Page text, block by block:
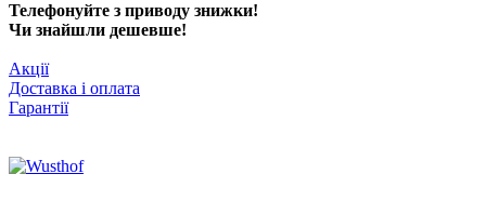
Телефонуйте з приводу знижки!
Чи знайшли дешевше!
Акції
Доставка і оплата
Гарантії